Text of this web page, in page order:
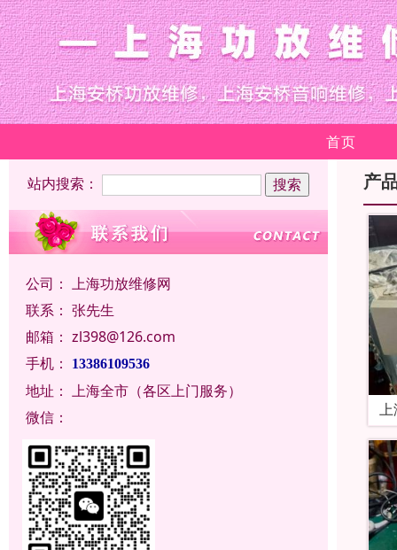
首页
站内搜索：
公司： 上海功放维修网
联系： 张先生
邮箱： zl398@126.com
手机：
13386109536
地址： 上海全市（各区上门服务）
微信：
产
上